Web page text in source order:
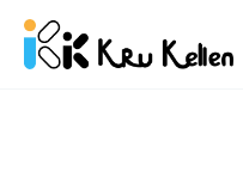
Skip
content